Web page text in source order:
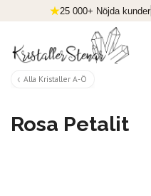
25 000+ Nöjda kunder
Alla Kristaller A-Ö
Rosa Petalit